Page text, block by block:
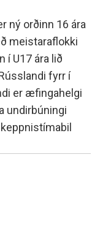
ný orðinn 16 ára
meistaraflokki
í U17 ára lið
fyrr í
er æfingahelgi
undirbúningi